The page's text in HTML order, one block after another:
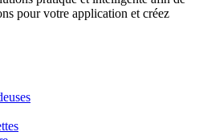
pour votre application et créez